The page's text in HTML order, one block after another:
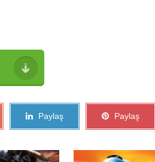
Paylaş Paylaş